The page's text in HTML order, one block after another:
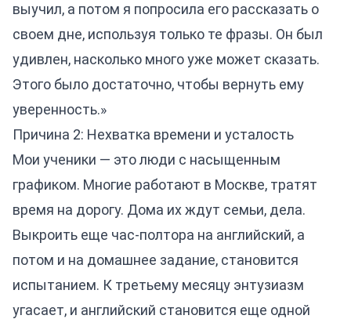
выучил, а потом я попросила его рассказать о
своем дне, используя только те фразы. Он был
удивлен, насколько много уже может сказать.
Этого было достаточно, чтобы вернуть ему
уверенность.»
Причина 2: Нехватка времени и усталость
Мои ученики — это люди с насыщенным
графиком. Многие работают в Москве, тратят
время на дорогу. Дома их ждут семьи, дела.
Выкроить еще час-полтора на английский, а
потом и на домашнее задание, становится
испытанием. К третьему месяцу энтузиазм
угасает, и английский становится еще одной